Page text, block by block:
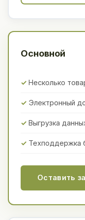
Основной
Несколько
Электронный
Выгрузка
Техподдержка
Оставить